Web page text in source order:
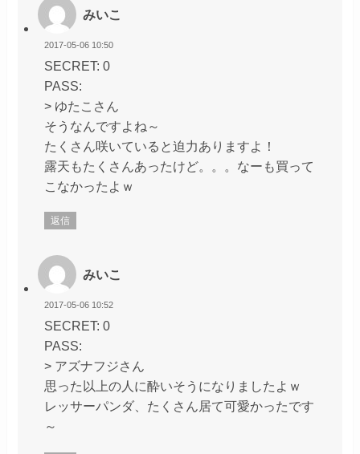
みいこ
2017-05-06 10:50
SECRET: 0
PASS:
> ゆたこさん
そうなんですよね～
たくさん咲いていると迫力ありますよ！
露天もたくさんあったけど。。。なーも買って
こなかったよｗ
返信
みいこ
2017-05-06 10:52
SECRET: 0
PASS:
> アズナフジさん
思った以上の人に酔いそうになりましたよｗ
レッサーパンダ、たくさん居て可愛かったです
～